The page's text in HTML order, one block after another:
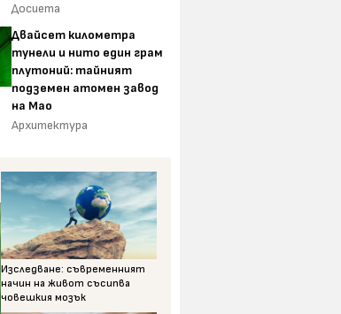
Досиета
Двайсет километра
тунели и нито един грам
плутоний: тайният
подземен атомен завод
на Мао
Архитектура
Изследване: съвременният
начин на живот съсипва
човешкия мозък